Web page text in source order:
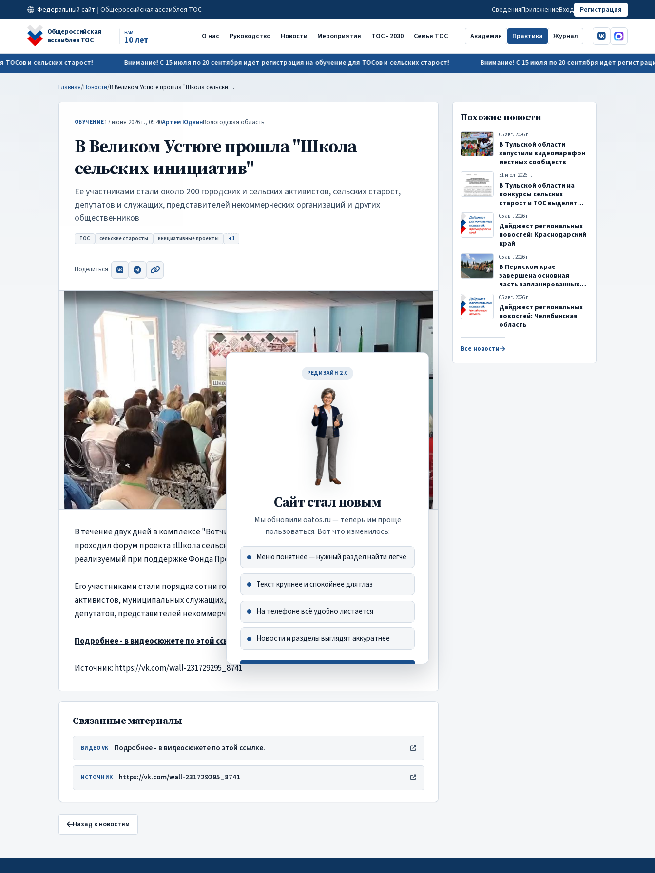
РЕДИЗАЙН 2.0
Сайт стал новым
Мы обновили oatos.ru — теперь им проще
пользоваться. Вот что изменилось:
Меню понятнее — нужный раздел найти легче
Текст крупнее и спокойнее для глаз
На телефоне всё удобно листается
Новости и разделы выглядят аккуратнее
Это сообщение больше не появится
В Великом Устюге прошла "Школа сельских инициатив" | ОАТОС
Федеральный сайт | Общероссийская ассамблея ТОС СведенияПриложениеВход Регистрация
Общероссийская
ассамблея ТОС
НАМ
10 лет О нас Руководство Новости Мероприятия ТОС - 2030 Семья ТОС Академия Практика Журнал ВКонтакте
MAX
и сельских старост! Внимание! С 15 июля по 20 сентября идёт регистрация на обучение для ТОСов и сельских старост! Внимание! С 15 июля по 20 сентября идёт регистрация
Главная/Новости/ В Великом Устюге прошла "Школа сельских инициатив"
ОБУЧЕНИЕ17 июня 2026 г., 09:40Артем ЮдкинВологодская область
В Великом Устюге прошла "Школа
сельских инициатив"
Ее участниками стали около 200 городских и сельских активистов, сельских старост,
депутатов и служащих, представителей некоммерческих организаций и других
общественников
ТОС сельские старосты инициативные проекты +1
Поделиться ВКонтакте
TelegramСкопировать ссылку
В течение двух дней в комплексе "Вотчина Деда Мороза"
проходил форум проекта «Школа сельских инициатив»,
реализуемый при поддержке Фонда Президентских грантов.
Его участниками стали порядка сотни городских и сельских
активистов, муниципальных служащих, сельских старост,
депутатов, представителей некоммерческих организаций.
Подробнее - в видеосюжете по этой ссылке.
Источник: https://vk.com/wall-231729295_8741
Связанные материалы
ВИДЕО VK Подробнее - в видеосюжете по этой ссылке.
ИСТОЧНИК https://vk.com/wall-231729295_8741
Назад к новостям
Похожие новости
05 авг. 2026 г.
В Тульской области
запустили видеомарафон
местных сообществ
31 июл. 2026 г.
В Тульской области на
конкурсы сельских
старост и ТОС выделят
24,4 млн рублей
05 авг. 2026 г.
Дайджест региональных
новостей: Краснодарский
край
05 авг. 2026 г.
В Пермском крае
завершена основная
часть запланированных
на текущий год
инициативных проектов
05 авг. 2026 г.
Дайджест региональных
новостей: Челябинская
область
Все новости